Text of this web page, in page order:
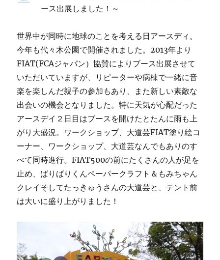
ース出展しました！～
世界中が同時に地球のことを考える日アースディ。
今年も代々木公園で開催されました。2013年より
FIAT(FCAジャパン）協賛によりブース出展させて
いただいていますが、リピーターや病棟で一緒に音
楽を楽しんだ親子の参加もあり、また新しい素敵な
出会いの機会となりました。特に天気が心配だった
アースデイ２日目はブースを開けたとたんに雨も上
がり大盛況。ワークショップ、大道芸FIAT塗り絵コ
ーナー、ワークショップ、大道芸なんでもありのす
べて同時進行。FIAT500の前にたくさんの人が足を
止め、ばりばりくんペーパークラフト＆もみちゃん
クレイそしてたっきゅうさんの大道芸と、テント前
は大いに盛り上がりました！